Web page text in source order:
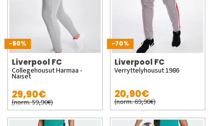
-50%
Liverpool FC
Collegehousut Harmaa -
Naiset
29,90€
(norm. 59,90€)
-70%
Liverpool FC
Verryttelyhousut 1986
20,90€
(norm. 69,90€)